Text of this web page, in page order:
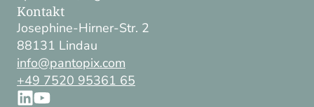
Kontakt
Josephine-Hirner-Str. 2
88131 Lindau
info@pantopix.com
+49 7520 95361 65